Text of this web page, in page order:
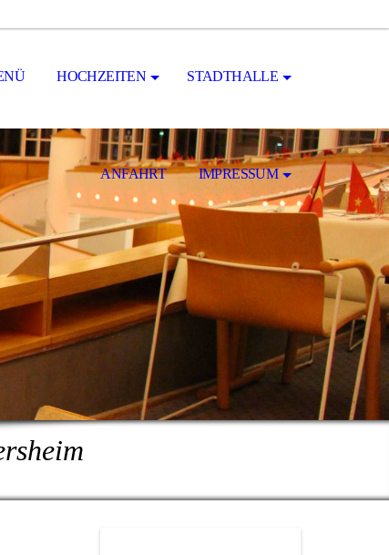
HOCHZEITEN STADTHALLE
ANFAHRT IMPRESSUM